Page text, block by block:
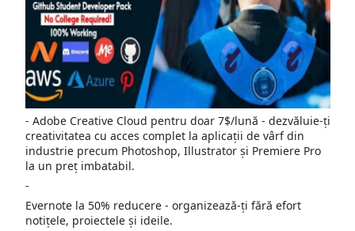
- Adobe Creative Cloud pentru doar 7$/lună - dezvăluie-ți
creativitatea cu acces complet la aplicații de vârf din
industrie precum Photoshop, Illustrator și Premiere Pro
la un preț imbatabil.
-
Evernote la 50% reducere - organizează-ți fără efort
notițele, proiectele și ideile.